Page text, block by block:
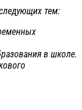
тем:
в школе.